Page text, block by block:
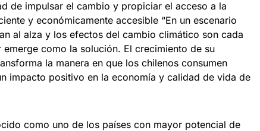
de impulsar el cambio y propiciar el acceso a la
y económicamente accesible “En un escenario
al alza y los efectos del cambio climático son cada
como la solución. El crecimiento de su
la manera en que los chilenos consumen
impacto positivo en la economía y calidad de vida de
como uno de los países con mayor potencial de